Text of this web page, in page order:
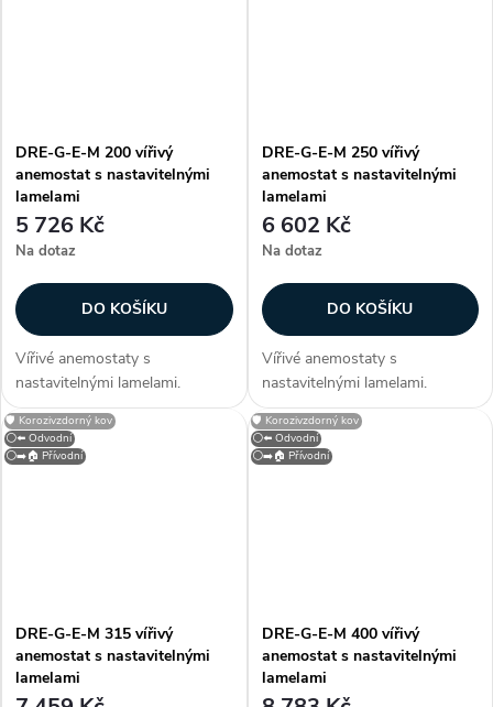
DRE-G-E-M 200 vířivý
anemostat s nastavitelnými
lamelami
5 726 Kč
Na dotaz
DO KOŠÍKU
Vířivé anemostaty s
nastavitelnými lamelami.
Konstrukce Anemostaty jsou
vyrobeny z hliníku, lamely z
ocelového plechu. Anemostat
DRE-G-E-M 250 vířivý
anemostat s nastavitelnými
lamelami
6 602 Kč
Na dotaz
DO KOŠÍKU
Vířivé anemostaty s
nastavitelnými lamelami.
Konstrukce Anemostaty jsou
vyrobeny z hliníku, lamely z
ocelového plechu. Anemostat
⚪⬅️ Odvodní
⚪➡️🏠 Přívodní
🛡️ Korozivzdorný kov
DRE-G-E-M 315 vířivý
anemostat s nastavitelnými
lamelami
⚪⬅️ Odvodní
⚪➡️🏠 Přívodní
🛡️ Korozivzdorný kov
DRE-G-E-M 400 vířivý
anemostat s nastavitelnými
lamelami